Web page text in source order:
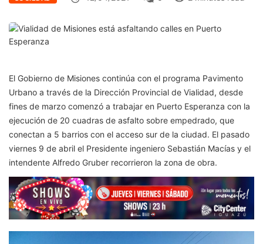
El Gobierno de Misiones continúa con el programa Pavimento
Urbano a través de la Dirección Provincial de Vialidad, desde
fines de marzo comenzó a trabajar en Puerto Esperanza con la
ejecución de 20 cuadras de asfalto sobre empedrado, que
conectan a 5 barrios con el acceso sur de la ciudad. El pasado
viernes 9 de abril el Presidente ingeniero Sebastián Macías y el
intendente Alfredo Gruber recorrieron la zona de obra.